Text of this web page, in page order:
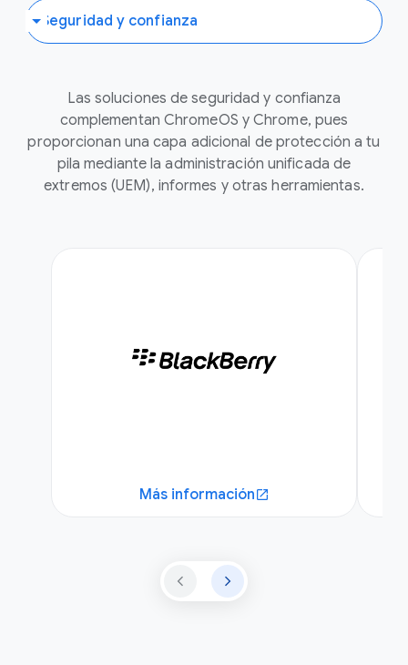
Las soluciones de seguridad y confianza
complementan ChromeOS y Chrome, pues
proporcionan una capa adicional de protección a tu
pila mediante la administración unificada de
extremos (UEM), informes y otras herramientas.
Más información